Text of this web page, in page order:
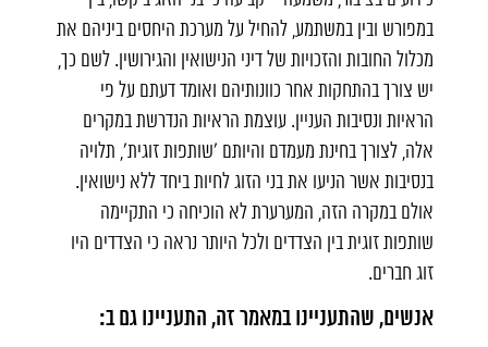
במפורש ובין במשתמע, להחיל על מערכת היחסים ביניהם את
מכלול החובות והזכויות של דיני הנישואין והגירושין. לשם כך,
יש צורך בהתחקות אחר כוונותיהם ואומד דעתם על פי
הראיות ונסיבות העניין. עוצמת הראיות הנדרשת במקרים
אלה, לצורך בחינת מעמדם והיותם 'שותפות זוגית', תלויה
בנסיבות אשר הניעו את בני הזוג לחיות ביחד ללא נישואין.
אולם במקרה הזה, המערערת לא הוכיחה כי התקיימה
שותפות זוגית בין הצדדים ולכל היותר נראה כי הצדדים היו
זוג חברים.
אנשים, שהתעניינו במאמר זה, התעניינו גם ב: